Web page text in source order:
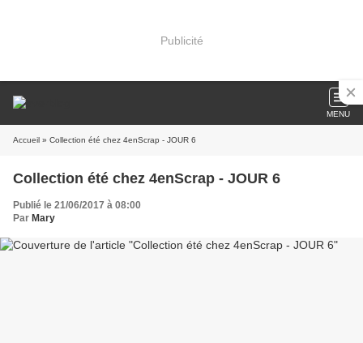
Publicité
MENU
Accueil » Collection été chez 4enScrap - JOUR 6
Collection été chez 4enScrap - JOUR 6
Publié le 21/06/2017 à 08:00
Par Mary